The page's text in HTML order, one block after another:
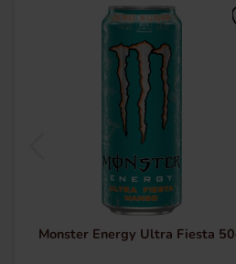
Monster Energy Ultra Fiesta